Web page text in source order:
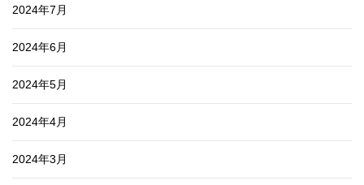
2024年7月
2024年6月
2024年5月
2024年4月
2024年3月